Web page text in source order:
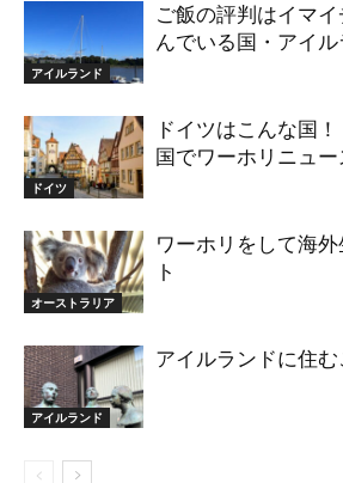
アイルランド
ご飯の評判はイマ
んでいる国・アイル
ドイツ
ドイツはこんな国
国でワーホリニュー
オーストラリア
ワーホリをして海
ト
アイルランド
アイルランドに住